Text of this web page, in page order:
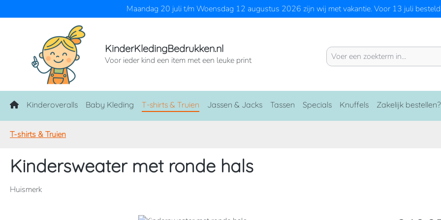
Maandag 20 juli t/m Woensdag 12 augustus 2026 zijn wij met vakantie. Voor 13 juli
KinderKledingBedrukken.nl
Voor ieder kind een item met een leuke print
Home
Kinderoveralls Baby Kleding T-shirts & Truien Jassen & Jacks Tassen Specials Knuffels Zakelijk bestellen?
T-shirts & Truien
Kindersweater met ronde hals
Huismerk